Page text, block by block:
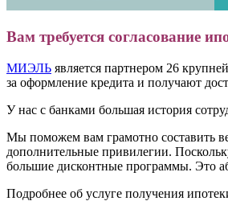
Вам требуется согласование
МИЭЛЬ является партнером 26
за оформление кредита и получают
У нас с банками большая история
Мы поможем вам грамотно составить
дополнительные привилегии.
большие дисконтные программы. Это
Подробнее об услуге получения